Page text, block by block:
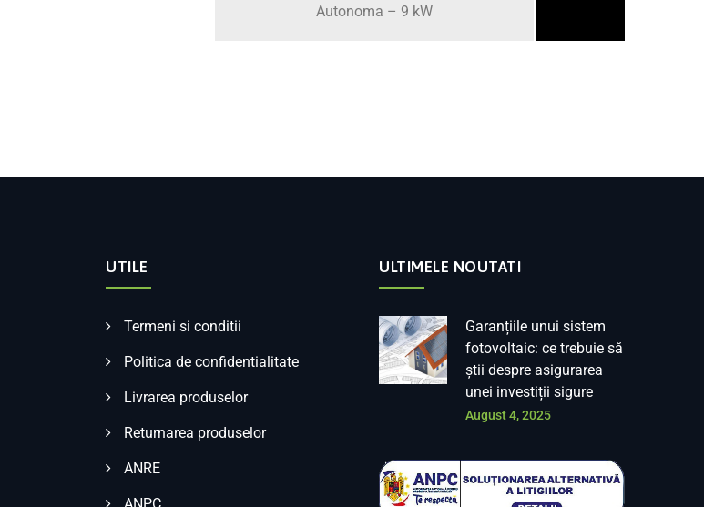
Autonoma – 9 kW
UTILE
Termeni si conditii
Politica de confidentialitate
Livrarea produselor
Returnarea produselor
ANRE
ULTIMELE NOUTATI
Garanțiile unui sistem
fotovoltaic: ce trebuie să
știi despre asigurarea
unei investiții sigure
August 4, 2025